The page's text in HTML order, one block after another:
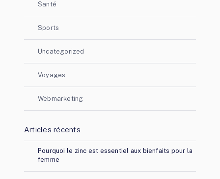
Santé
Sports
Uncategorized
Voyages
Webmarketing
Articles récents
Pourquoi le zinc est essentiel aux bienfaits pour la
femme